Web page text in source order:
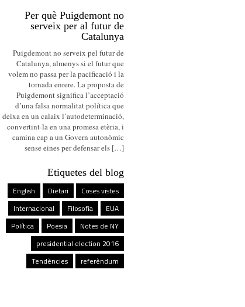
Per què Puigdemont no
serveix per al futur de
Catalunya
Puigdemont no serveix pel futur de
Catalunya, almenys si el futur que
volem no passa per la pacificació i la
tornada enrere. La proposta de
Puigdemont significa l’acceptació
d’una falsa normalitat política que
deixa en un calaix l’autodeterminació,
convertint-la en una promesa etèria, i
camina cap a un Govern autonòmic
sense eines per defensar els […]
Etiquetes del blog
Coses vistes
Dietari
English
EUA
Filosofia
Internacional
Notes de NY
Poesia
Política
presidential election 2016
referèndum
Tendències